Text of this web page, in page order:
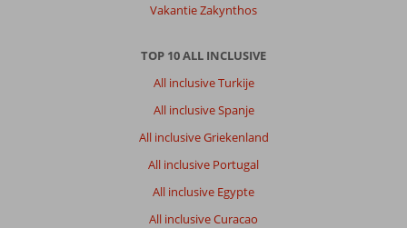
Vakantie Zakynthos
TOP 10 ALL INCLUSIVE
All inclusive Turkije
All inclusive Spanje
All inclusive Griekenland
All inclusive Portugal
All inclusive Egypte
All inclusive Curacao